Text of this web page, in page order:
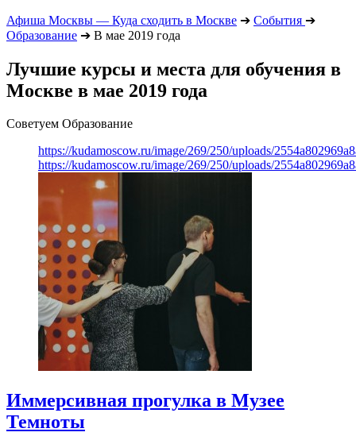
Афиша Москвы — Куда сходить в Москве ➔ События ➔
Образование ➔ В мае 2019 года
Лучшие курсы и места для обучения в
Москве в мае 2019 года
Советуем Образование
https://kudamoscow.ru/image/269/250/uploads/
https://kudamoscow.ru/image/269/250/uploads/
Иммерсивная прогулка в Музее
Темноты